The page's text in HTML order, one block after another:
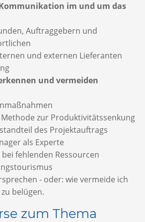
im und um das
Auftraggebern und
und externen Lieferanten
und vermeiden
zur Produktivitätssenkung
des Projektauftrags
als Experte
fehlenden Ressourcen
- oder: wie vermeide ich
belügen.
zum Thema